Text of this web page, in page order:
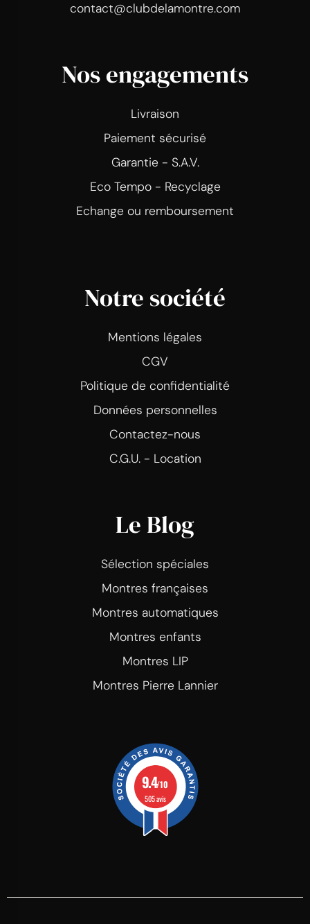
contact@clubdelamontre.com
Nos engagements
Livraison
Paiement sécurisé
Garantie - S.A.V.
Eco Tempo - Recyclage
Echange ou remboursement
Notre société
Mentions légales
CGV
Politique de confidentialité
Données personnelles
Contactez-nous
C.G.U. - Location
Le Blog
Sélection spéciales
Montres françaises
Montres automatiques
Montres enfants
Montres LIP
Montres Pierre Lannier
9.4/10
505 avis